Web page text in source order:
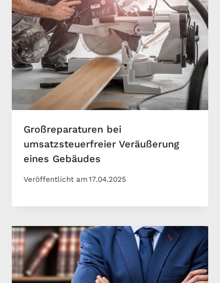
Großreparaturen bei
umsatzsteuerfreier Veräußerung
eines Gebäudes
Veröffentlicht am17.04.2025